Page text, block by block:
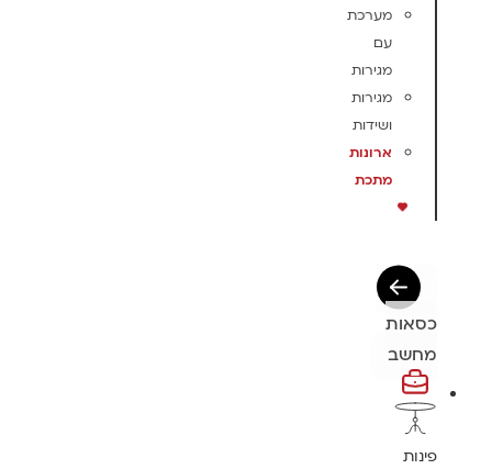
מערכת
עם
מגירות
מגירות
ושידות
ארונות
מתכת
כסאות
מחשב
פינות